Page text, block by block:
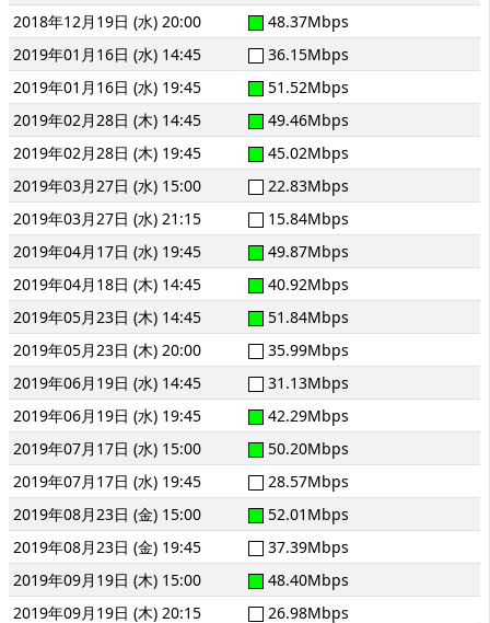
2018年12月19日 (水) 20:00
48.37Mbps
2019年01月16日 (水) 14:45
36.15Mbps
2019年01月16日 (水) 19:45
51.52Mbps
2019年02月28日 (木) 14:45
49.46Mbps
2019年02月28日 (木) 19:45
45.02Mbps
2019年03月27日 (水) 15:00
22.83Mbps
2019年03月27日 (水) 21:15
15.84Mbps
2019年04月17日 (水) 19:45
49.87Mbps
2019年04月18日 (木) 14:45
40.92Mbps
2019年05月23日 (木) 14:45
51.84Mbps
2019年05月23日 (木) 20:00
35.99Mbps
2019年06月19日 (水) 14:45
31.13Mbps
2019年06月19日 (水) 19:45
42.29Mbps
2019年07月17日 (水) 15:00
50.20Mbps
2019年07月17日 (水) 19:45
28.57Mbps
2019年08月23日 (金) 15:00
52.01Mbps
2019年08月23日 (金) 19:45
37.39Mbps
2019年09月19日 (木) 15:00
48.40Mbps
2019年09月19日 (木) 20:15
26.98Mbps